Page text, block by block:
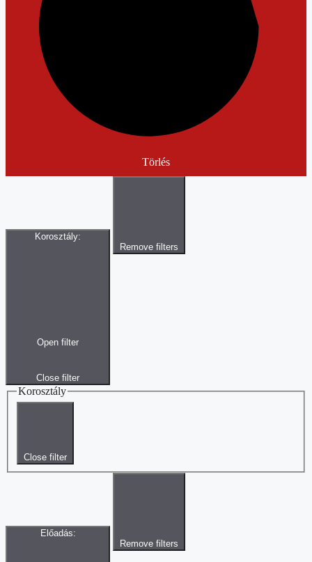
Törlés
Korosztály:
Open filter
Close filter
Remove filters
Korosztály
Close filter
Előadás:
Remove filters